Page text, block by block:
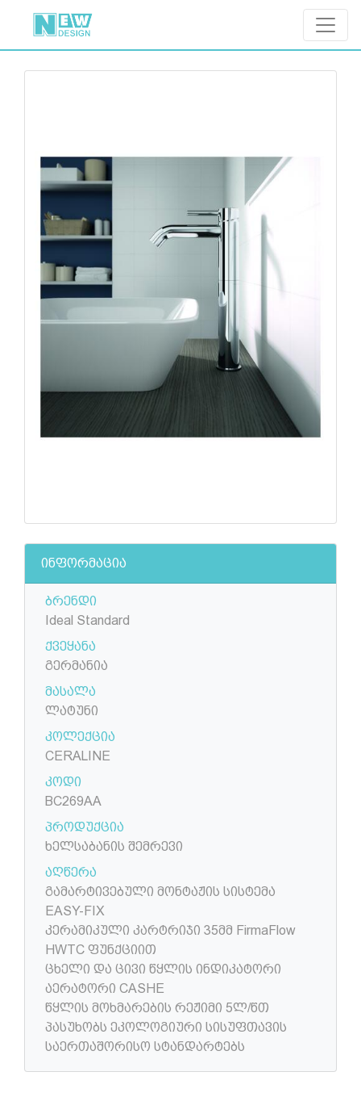
ინფორმაცია
ბრენდი
Ideal Standard
ქვეყანა
გერმანია
მასალა
ლატუნი
კოლექცია
CERALINE
კოდი
BC269AA
პროდუქცია
ხელსაბანის შემრევი
აღწერა
გამარტივებული მონტაჟის სისტემა
EASY-FIX
კერამიკული კარტრიჯი 35მმ FirmaFlow
HWTC ფუნქციით
ცხელი და ცივი წყლის ინდიკატორი
აერატორი CASHE
წყლის მოხმარების რეჟიმი 5ლ/წთ
პასუხობს ეკოლოგიური სისუფთავის
საერთაშორისო სტანდარტებს